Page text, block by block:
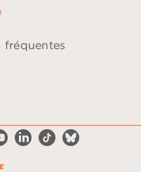
fréquentes